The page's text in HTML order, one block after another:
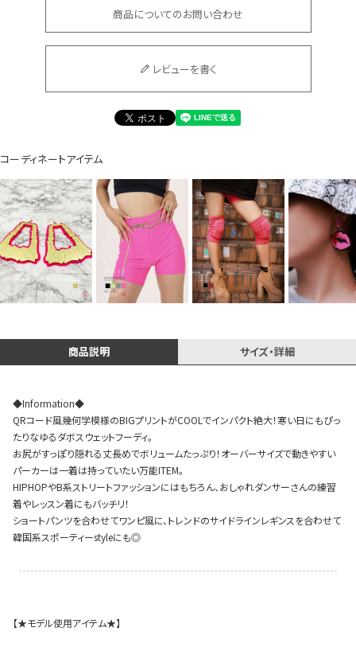
DANCE MOVIE
Instagram LIVE items
イベント一覧
商品についてのお問い合わせ
レビューを書く
コーディネートアイテム
商品説明 サイズ・詳細
◆Information◆
QRコード風幾何学模様のBIGプリントがCOOLでインパクト絶大！寒い日にもぴっ
たりなゆるダボスウェットフーディ。
お尻がすっぽり隠れる丈長めでボリュームたっぷり！オーバーサイズで動きやすい
パーカーは一着は持っていたい万能ITEM。
HIPHOPやB系ストリートファッションにはもちろん、おしゃれダンサーさんの練習
着やレッスン着にもバッチリ！
ショートパンツを合わせてワンピ風に、トレンドのサイドラインレギンスを合わせて
韓国系スポーティーstyleにも◎
【★モデル使用アイテム★】